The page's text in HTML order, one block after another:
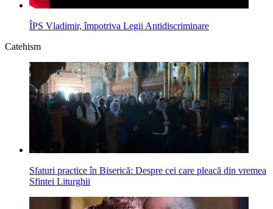
ÎPS Vladimir, împotriva Legii Antidiscriminare
Catehism
Sfaturi practice în Biserică: Despre cei care pleacă din vremea
Sfintei Liturghii